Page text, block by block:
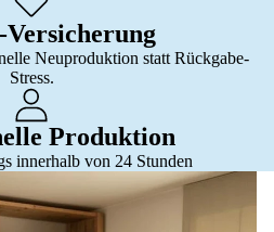
Versicherung
Neuproduktion statt Rückgabe-
Stress.
Produktion
innerhalb von 24 Stunden